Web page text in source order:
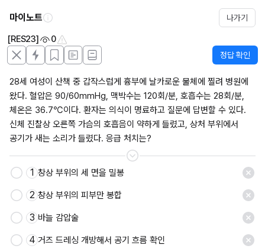
마이노트 나가기
[RES23] 0
정답 확인
28세 여성이 산책 중 갑작스럽게 흉부에 날카로운 물체에 찔려 병원에
왔다. 혈압은 90/60mmHg, 맥박수는 120회/분, 호흡수는 28회/분,
체온은 36.7℃이다. 환자는 의식이 명료하고 질문에 답변할 수 있다.
신체 진찰상 오른쪽 가슴의 호흡음이 약하게 들렸고, 상처 부위에서
공기가 새는 소리가 들렸다. 응급 처치는?
1 창상 부위의 세 면을 밀봉
2 창상 부위의 피부만 봉합
3 바늘 감압술
4 거즈 드레싱 개방해서 공기 흐름 확인